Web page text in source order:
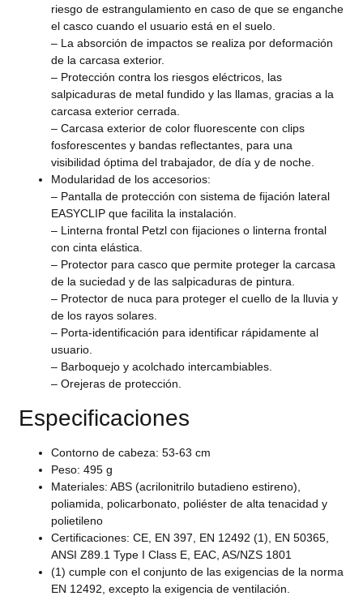
riesgo de estrangulamiento en caso de que se enganche
el casco cuando el usuario está en el suelo.
– La absorción de impactos se realiza por deformación
de la carcasa exterior.
– Protección contra los riesgos eléctricos, las
salpicaduras de metal fundido y las llamas, gracias a la
carcasa exterior cerrada.
– Carcasa exterior de color fluorescente con clips
fosforescentes y bandas reflectantes, para una
visibilidad óptima del trabajador, de día y de noche.
Modularidad de los accesorios:
– Pantalla de protección con sistema de fijación lateral
EASYCLIP que facilita la instalación.
– Linterna frontal Petzl con fijaciones o linterna frontal
con cinta elástica.
– Protector para casco que permite proteger la carcasa
de la suciedad y de las salpicaduras de pintura.
– Protector de nuca para proteger el cuello de la lluvia y
de los rayos solares.
– Porta-identificación para identificar rápidamente al
usuario.
– Barboquejo y acolchado intercambiables.
– Orejeras de protección.
Especificaciones
Contorno de cabeza: 53-63 cm
Peso: 495 g
Materiales: ABS (acrilonitrilo butadieno estireno),
poliamida, policarbonato, poliéster de alta tenacidad y
polietileno
Certificaciones: CE, EN 397, EN 12492 (1), EN 50365,
ANSI Z89.1 Type I Class E, EAC, AS/NZS 1801
(1) cumple con el conjunto de las exigencias de la norma
EN 12492, excepto la exigencia de ventilación.